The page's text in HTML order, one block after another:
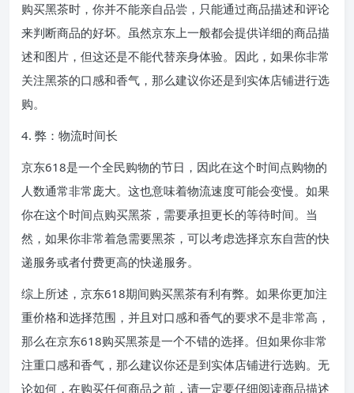
购买黑茶时，你并不能亲自品尝，只能通过商品描述和评论
来判断商品的好坏。虽然京东上一般都会提供详细的商品描
述和图片，但这还是不能代替亲身体验。因此，如果你非常
关注黑茶的口感和香气，那么建议你还是到实体店铺进行选
购。
4. 弊：物流时间长
京东618是一个全民购物的节日，因此在这个时间点购物的
人数通常非常庞大。这也意味着物流速度可能会变慢。如果
你在这个时间点购买黑茶，需要承担更长的等待时间。当
然，如果你非常着急需要黑茶，可以考虑选择京东自营的快
递服务或者付费更高的快递服务。
综上所述，京东618期间购买黑茶有利有弊。如果你更加注
重价格和选择范围，并且对口感和香气的要求不是非常高，
那么在京东618购买黑茶是一个不错的选择。但如果你非常
注重口感和香气，那么建议你还是到实体店铺进行选购。无
论如何，在购买任何商品之前，请一定要仔细阅读商品描述